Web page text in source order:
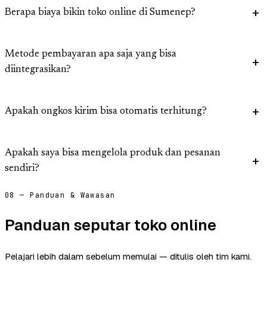
Berapa biaya bikin toko online di Sumenep?
Metode pembayaran apa saja yang bisa
diintegrasikan?
Apakah ongkos kirim bisa otomatis terhitung?
Apakah saya bisa mengelola produk dan pesanan
sendiri?
08 — Panduan & Wawasan
Panduan seputar toko online
Pelajari lebih dalam sebelum memulai — ditulis oleh tim kami.